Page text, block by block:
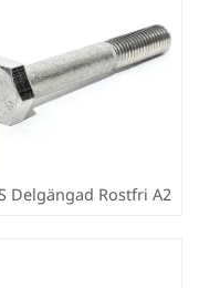
Delgängad Rostfri A2